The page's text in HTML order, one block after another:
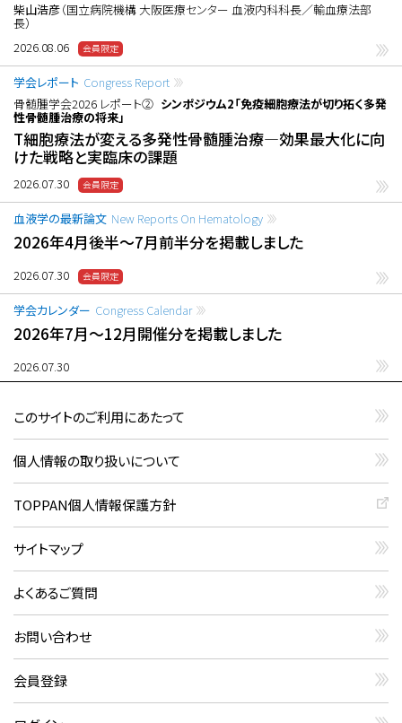
柴山浩彦（国立病院機構 大阪医療センター 血液内科科長／輸血療法部
長）
2026.08.06
学会レポート Congress Report
骨髄腫学会2026 レポート② シンポジウム2「免疫細胞療法が切り拓く多発
性骨髄腫治療の将来」
T細胞療法が変える多発性骨髄腫治療―効果最大化に向
けた戦略と実臨床の課題
2026.07.30
血液学の最新論文 New Reports On Hematology
2026年4月後半〜7月前半分を掲載しました
2026.07.30
学会カレンダー Congress Calendar
2026年7月〜12月開催分を掲載しました
2026.07.30
このサイトのご利用にあたって
個人情報の取り扱いについて
TOPPAN個人情報保護方針
サイトマップ
よくあるご質問
お問い合わせ
会員登録